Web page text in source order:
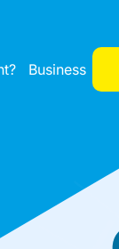
Business